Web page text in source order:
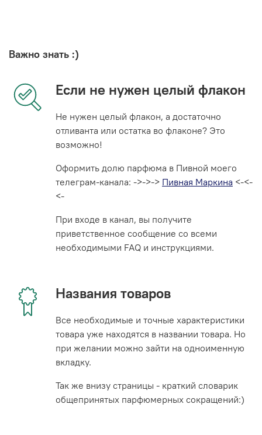
Важно знать :)
Если не нужен целый флакон
Не нужен целый флакон, а достаточно
отливанта или остатка во флаконе? Это
возможно!
Оформить долю парфюма в Пивной моего
телеграм-канала: ->->-> Пивная Маркина <-<-
<-
При входе в канал, вы получите
приветственное сообщение со всеми
необходимыми FAQ и инструкциями.
Названия товаров
Все необходимые и точные характеристики
товара уже находятся в названии товара. Но
при желании можно зайти на одноименную
вкладку.
Так же внизу страницы - краткий словарик
общепринятых парфюмерных сокращений:)